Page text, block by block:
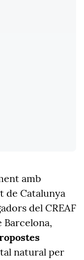
amb
de Catalunya
del CREAF
natural per